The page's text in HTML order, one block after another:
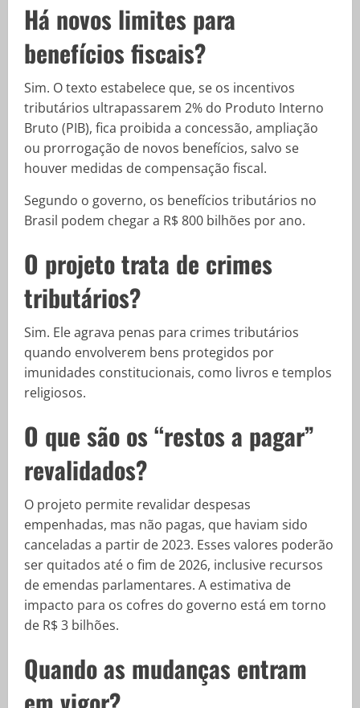
Há novos limites para
benefícios fiscais?
Sim. O texto estabelece que, se os incentivos
tributários ultrapassarem 2% do Produto Interno
Bruto (PIB), fica proibida a concessão, ampliação
ou prorrogação de novos benefícios, salvo se
houver medidas de compensação fiscal.
Segundo o governo, os benefícios tributários no
Brasil podem chegar a R$ 800 bilhões por ano.
O projeto trata de crimes
tributários?
Sim. Ele agrava penas para crimes tributários
quando envolverem bens protegidos por
imunidades constitucionais, como livros e templos
religiosos.
O que são os “restos a pagar”
revalidados?
O projeto permite revalidar despesas
empenhadas, mas não pagas, que haviam sido
canceladas a partir de 2023. Esses valores poderão
ser quitados até o fim de 2026, inclusive recursos
de emendas parlamentares. A estimativa de
impacto para os cofres do governo está em torno
de R$ 3 bilhões.
Quando as mudanças entram